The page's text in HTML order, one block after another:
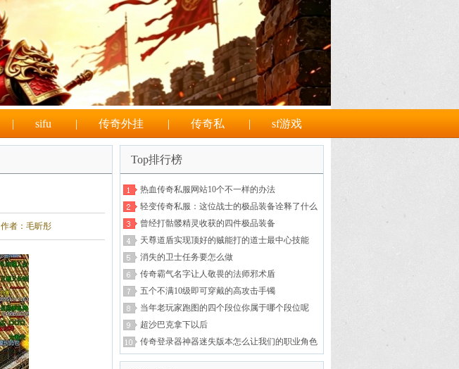
| sifu | 传奇外挂 | 传奇私 | sf游戏
作者：毛昕彤
Top排行榜
热血传奇私服网站10个不一样的办法
轻变传奇私服：这位战士的极品装备诠释了什么
叫“简约而不简单”
曾经打骷髅精灵收获的四件极品装备
天尊道盾实现顶好的贼能打的道士最中心技能
消失的卫士任务要怎么做
传奇霸气名字让人敬畏的法师邪术盾
五个不满10级即可穿戴的高攻击手镯
当年老玩家跑图的四个段位你属于哪个段位呢
超沙巴克拿下以后
传奇登录器神器迷失版本怎么让我们的职业角色